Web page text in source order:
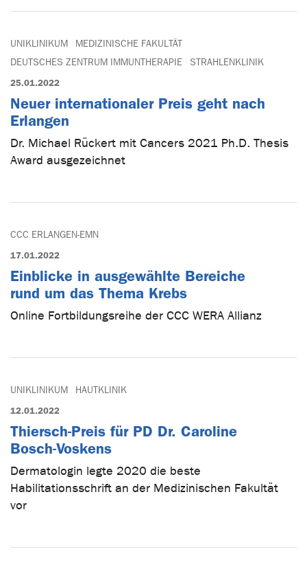
UNIKLINIKUM
MEDIZINISCHE FAKULTÄT
DEUTSCHES ZENTRUM IMMUNTHERAPIE
STRAHLENKLINIK
25.01.2022
Neuer internationaler Preis geht nach
Erlangen
Dr. Michael Rückert mit Cancers 2021 Ph.D. Thesis
Award ausgezeichnet
CCC ERLANGEN-EMN
17.01.2022
Einblicke in ausgewählte Bereiche
rund um das Thema Krebs
Online Fortbildungsreihe der CCC WERA Allianz
UNIKLINIKUM HAUTKLINIK
12.01.2022
Thiersch-Preis für PD Dr. Caroline
Bosch-Voskens
Dermatologin legte 2020 die beste
Habilitationsschrift an der Medizinischen Fakultät
vor